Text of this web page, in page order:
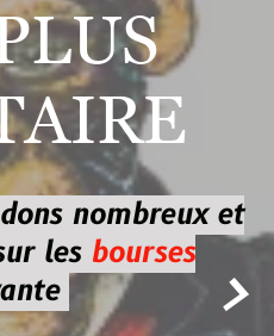

nombreux et
les bourses